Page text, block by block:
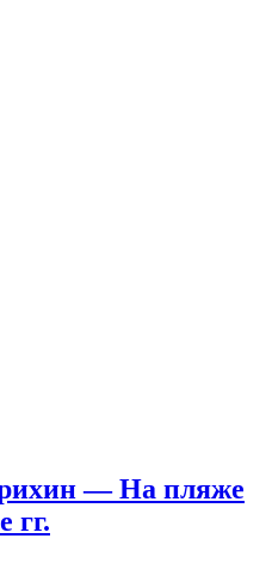
— На пляже
гг.